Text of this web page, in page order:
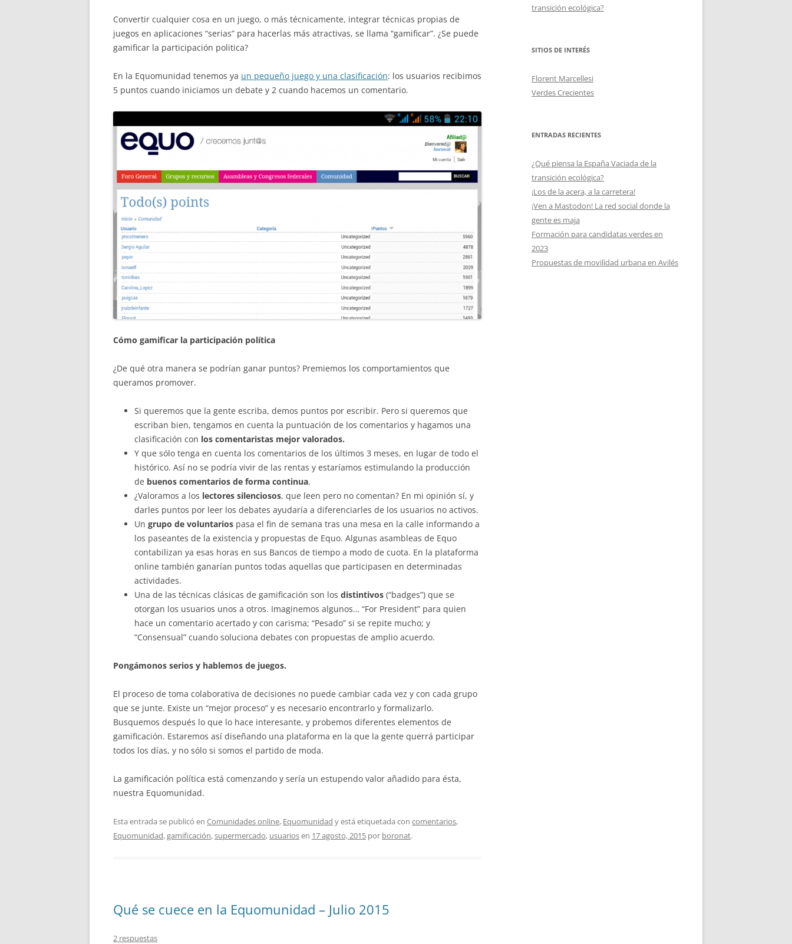
Convertir cualquier cosa en un juego, o más técnicamente, integrar técnicas propias de
juegos en aplicaciones “serias” para hacerlas más atractivas, se llama “gamificar”. ¿Se puede
gamificar la participación politica?
En la Equomunidad tenemos ya un pequeño juego y una clasificación: los usuarios recibimos
5 puntos cuando iniciamos un debate y 2 cuando hacemos un comentario.
Cómo gamificar la participación política
¿De qué otra manera se podrían ganar puntos? Premiemos los comportamientos que
queramos promover.
Si queremos que la gente escriba, demos puntos por escribir. Pero si queremos que
escriban bien, tengamos en cuenta la puntuación de los comentarios y hagamos una
clasificación con los comentaristas mejor valorados.
Y que sólo tenga en cuenta los comentarios de los últimos 3 meses, en lugar de todo el
histórico. Así no se podría vivir de las rentas y estaríamos estimulando la producción
de buenos comentarios de forma continua.
¿Valoramos a los lectores silenciosos, que leen pero no comentan? En mi opinión sí, y
darles puntos por leer los debates ayudaría a diferenciarles de los usuarios no activos.
Un grupo de voluntarios pasa el fin de semana tras una mesa en la calle informando a
los paseantes de la existencia y propuestas de Equo. Algunas asambleas de Equo
contabilizan ya esas horas en sus Bancos de tiempo a modo de cuota. En la plataforma
online también ganarían puntos todas aquellas que participasen en determinadas
actividades.
Una de las técnicas clásicas de gamificación son los distintivos (“badges”) que se
otorgan los usuarios unos a otros. Imaginemos algunos… “For President” para quien
hace un comentario acertado y con carisma; “Pesado” si se repite mucho; y
“Consensual” cuando soluciona debates con propuestas de amplio acuerdo.
Pongámonos serios y hablemos de juegos.
El proceso de toma colaborativa de decisiones no puede cambiar cada vez y con cada grupo
que se junte. Existe un “mejor proceso” y es necesario encontrarlo y formalizarlo.
Busquemos después lo que lo hace interesante, y probemos diferentes elementos de
gamificación. Estaremos así diseñando una plataforma en la que la gente querrá participar
todos los días, y no sólo si somos el partido de moda.
La gamificación política está comenzando y sería un estupendo valor añadido para ésta,
nuestra Equomunidad.
Esta entrada se publicó en Comunidades online, Equomunidad y está etiquetada con comentarios,
Equomunidad,gamificación,supermercado, usuariosen 17 agosto, 2015 por boronat.
Qué se cuece en la Equomunidad – Julio 2015
2 respuestas
transición ecológica?
SITIOS DE INTERÉS
Florent Marcellesi
Verdes Crecientes
ENTRADAS RECIENTES
¿Qué piensa la España Vaciada de la
transición ecológica?
¡Los de la acera, a la carretera!
¡Ven a Mastodon! La red social donde la
gente es maja
Formación para candidatas verdes en
2023
Propuestas de movilidad urbana en Avilés